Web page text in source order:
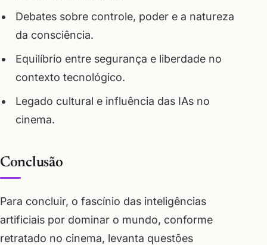
Debates sobre controle, poder e a natureza
da consciência.
Equilíbrio entre segurança e liberdade no
contexto tecnológico.
Legado cultural e influência das IAs no
cinema.
Conclusão
Para concluir, o fascínio das inteligências
artificiais por dominar o mundo, conforme
retratado no cinema, levanta questões